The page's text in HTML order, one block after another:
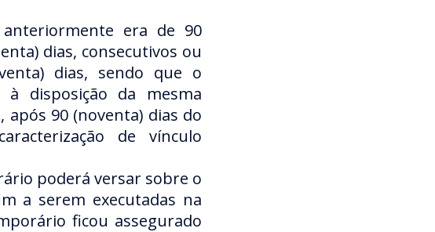
era de 90
dias, consecutivos ou
dias, sendo que o
disposição da mesma
90 (noventa) dias do
de vínculo
poderá versar sobre o
a serem executadas na
ficou assegurado